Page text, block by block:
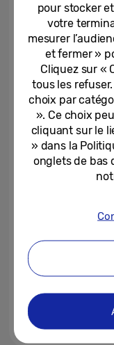
pour stocker
votre
mesurer
et fermer »
Cliquez sur «
tous les
choix par
». Ce choix
cliquant sur le
» dans la
onglets de bas